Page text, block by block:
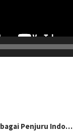
Penjuru Indo…